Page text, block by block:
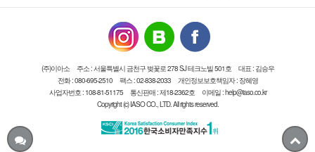
(주)이아소 주소 : 서울특별시 금천구 벚꽃로 278 SJ 테크노빌 501호
대표 : 김승우
전화 : 080-695-2510
팩스 : 02-838-2033
개인정보보호책임자 : 장혜영
사업자번호 : 108-81-51175
통신판매 : 제18-2362호
이메일 : help@iaso.co.kr
Copyright (c) IASO CO., LTD. All rights reserved.